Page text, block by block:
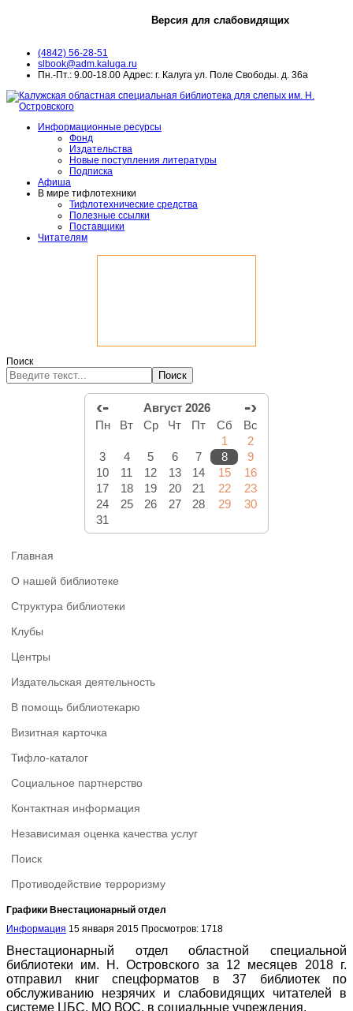
Версия для слабовидящих
(4842) 56-28-51
slbook@adm.kaluga.ru
Пн.-Пт.: 9.00-18.00 Адрес: г. Калуга ул. Поле Свободы. д. 36а
Информационные ресурсы
Фонд
Издательства
Новые поступления литературы
Подписка
Афиша
В мире тифлотехники
Тифлотехнические средства
Полезные ссылки
Поставщики
Читателям
Поиск
Поиск
‹- Август 2026 -›
Пн Вт Ср Чт Пт Сб
Вс
1
2
3
4 5 6 7 8
9
10
11 12 13 14 15
16
17
18 19 20 21 22
23
24
25 26 27 28 29
30
31
Главная
О нашей библиотеке
Структура библиотеки
Клубы
Центры
Издательская деятельность
В помощь библиотекарю
Визитная карточка
Тифло-каталог
Социальное партнерство
Контактная информация
Независимая оценка качества услуг
Поиск
Противодействие терроризму
Графики Внестационарный отдел
Информация 15 января 2015 Просмотров: 1718
Внестационарный отдел областной специальной
библиотеки им. Н. Островского за 12 месяцев 2018 г.
отправил книг спецформатов в 37 библиотек по
обслуживанию незрячих и слабовидящих читателей в
системе ЦБС, МО ВОС, в социальные учреждения.